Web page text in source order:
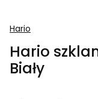
Hario
Hario
Biały